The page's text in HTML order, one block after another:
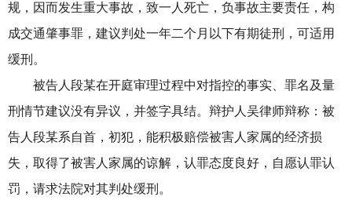
规，因而发生重大事故，致一人死亡，负事故主要责任，构
成交通肇事罪，建议判处一年二个月以下有期徒刑，可适用
缓刑。
被告人段某在开庭审理过程中对指控的事实、罪名及量
刑情节建议没有异议，并签字具结。辩护人吴律师辩称：被
告人段某系自首，初犯，能积极赔偿被害人家属的经济损
失，取得了被害人家属的谅解，认罪态度良好，自愿认罪认
罚，请求法院对其判处缓刑。